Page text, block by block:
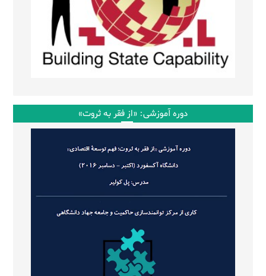
دوره آموزشی: «از فقر به ثروت»